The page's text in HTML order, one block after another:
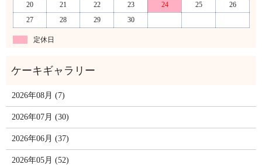
20
21 22 23 24 25
26
27
28 29 30
定休日
2026年08月 (7)
2026年07月 (30)
2026年06月 (37)
2026年05月 (52)